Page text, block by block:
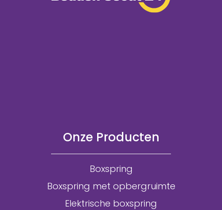
Onze Producten
Boxspring
Boxspring met opbergruimte
Elektrische boxspring